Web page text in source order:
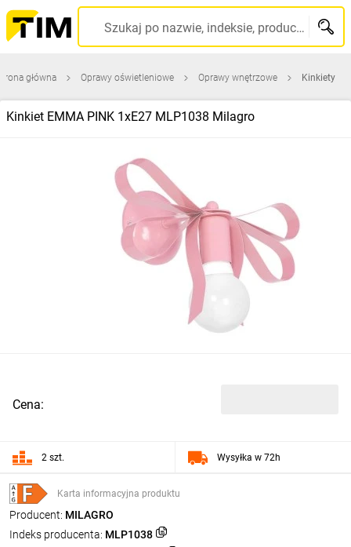
Szukaj po nazwie, indeksie, producencie, kodzie kreskowym...
główna Oprawy oświetleniowe Oprawy wnętrzowe Kinkiety
Kinkiet EMMA PINK 1xE27 MLP1038 Milagro
Karta informacyjna produktu
Producent: MILAGRO
Indeks producenta: MLP1038
Cena:
2 szt. Wysyłka w 72h